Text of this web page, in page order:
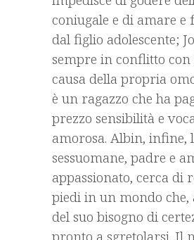
coniugale e di amare e
dal figlio adolescente;
sempre in conflitto
causa della propria
è un ragazzo che ha
prezzo sensibilità e
amorosa. Albin, infine,
sessuomane, padre e
appassionato, cerca di
piedi in un mondo che,
del suo bisogno di